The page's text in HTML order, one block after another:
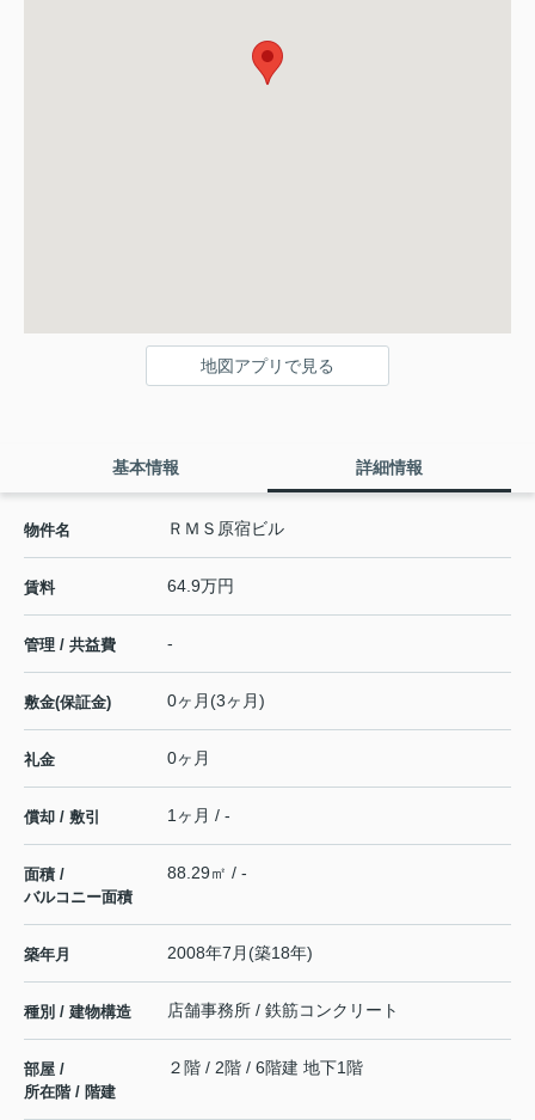
地図アプリで見る
基本情報 詳細情報
物件名 ＲＭＳ原宿ビル
賃料 64.9万円
管理 / 共益費 -
敷金(保証金) 0ヶ月(3ヶ月)
礼金 0ヶ月
償却 / 敷引 1ヶ月 / -
面積 /
バルコニー面積
88.29㎡ / -
築年月 2008年7月(築18年)
種別 / 建物構造 店舗事務所 / 鉄筋コンクリート
部屋 /
所在階 / 階建
２階 / 2階 / 6階建 地下1階